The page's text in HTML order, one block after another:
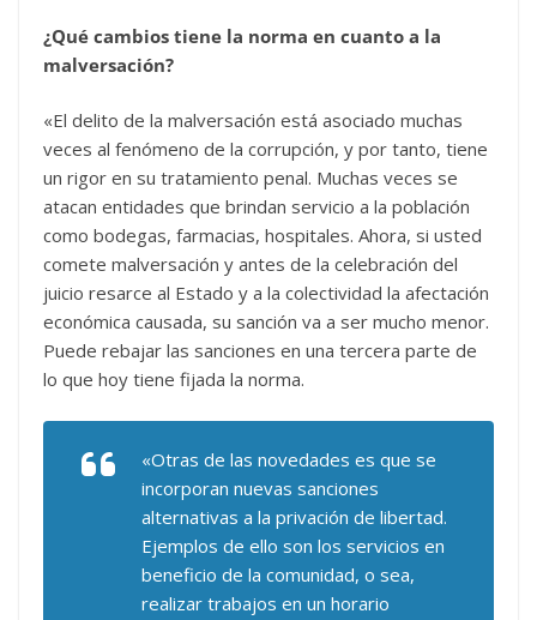
¿Qué cambios tiene la norma en cuanto a la
malversación?
«El delito de la malversación está asociado muchas
veces al fenómeno de la corrupción, y por tanto, tiene
un rigor en su tratamiento penal. Muchas veces se
atacan entidades que brindan servicio a la población
como bodegas, farmacias, hospitales. Ahora, si usted
comete malversación y antes de la celebración del
juicio resarce al Estado y a la colectividad la afectación
económica causada, su sanción va a ser mucho menor.
Puede rebajar las sanciones en una tercera parte de
lo que hoy tiene fijada la norma.
«Otras de las novedades es que se
incorporan nuevas sanciones
alternativas a la privación de libertad.
Ejemplos de ello son los servicios en
beneficio de la comunidad, o sea,
realizar trabajos en un horario